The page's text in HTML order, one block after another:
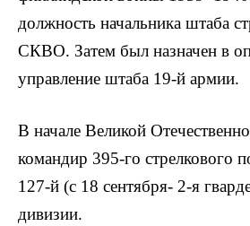
должность начальника штаба
СКВО. Затем был назначен в
управление штаба 19-й армии.
В начале Великой
командир 395-го стрелкового
127-й (с 18 сентября- 2-я
дивизии.